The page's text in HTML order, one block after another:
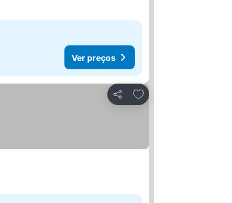
Ver preços
Partilhar
Adicionar aos favoritos